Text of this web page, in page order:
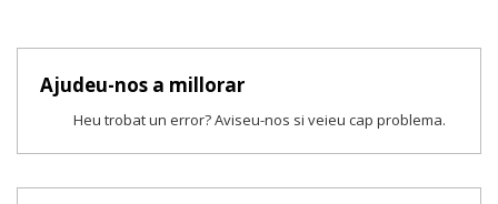
Ajudeu-nos a millorar
Heu trobat un error? Aviseu-nos si veieu cap problema.